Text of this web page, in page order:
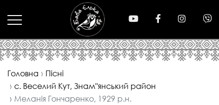
Головна
Піcні
с. Веселий Кут, Знам"янський район
Меланія Гончаренко, 1929 р.н.